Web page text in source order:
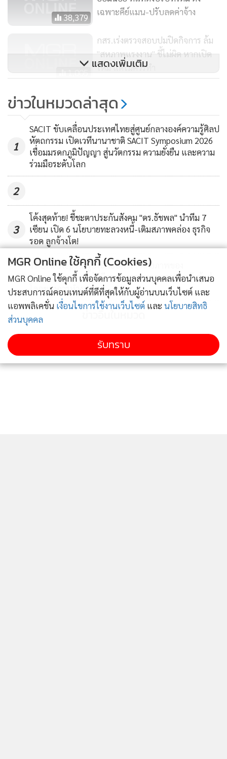
38,379
เฉพาะคีย์แมน-ปรับลดค่าจ้าง
1,005
กสร.เร่งตรวจสอบปมปิดกิจการ ล้ม
"สหภาพแรงงาน" ชี้ไม่ผิด หากเปิด
ใหม่ แต่ไม่ควรทำ
671
เกิน60ปีเป็น65ปี
แสดงเพิ่มเติม
ข่าวในหมวดล่าสุด
1
SACIT ขับเคลื่อนประเทศไทยสู่ศูนย์กลางองค์ความรู้ศิลป
หัตถกรรม เปิดเวทีนานาชาติ SACIT Symposium 2026
เชื่อมมรดกภูมิปัญญา สู่นวัตกรรม ความยั่งยืน และความ
ร่วมมือระดับโลก
2
3
โค้งสุดท้าย! ชี้ชะตาประกันสังคม "ดร.ธัชพล" นำทีม 7
เซียน เปิด 6 นโยบายทะลวงหนี้-เติมสภาพคล่อง ธุรกิจ
รอด ลูกจ้างโต!
4
TPQI x Steps x ผู้ประกอบการ : ศักยภาพของ
Neurodivergent ผู้ที่มีความหลากหลายทางการรับรู้ สู่
โลกของการทำงาน
MGR Online ใช้คุกกี้ (Cookies)
MGR Online ใช้คุกกี้ เพื่อจัดการข้อมูลส่วนบุคคลเพื่อนำเสนอ
ประสบการณ์คอนเทนต์ที่ดีที่สุดให้กับผู้อ่านบนเว็บไซต์ และ
แอพพลิเคชั่น เงื่อนไขการใช้งานเว็บไซต์ และ นโยบายสิทธิ
ส่วนบุคคล
รับทราบ